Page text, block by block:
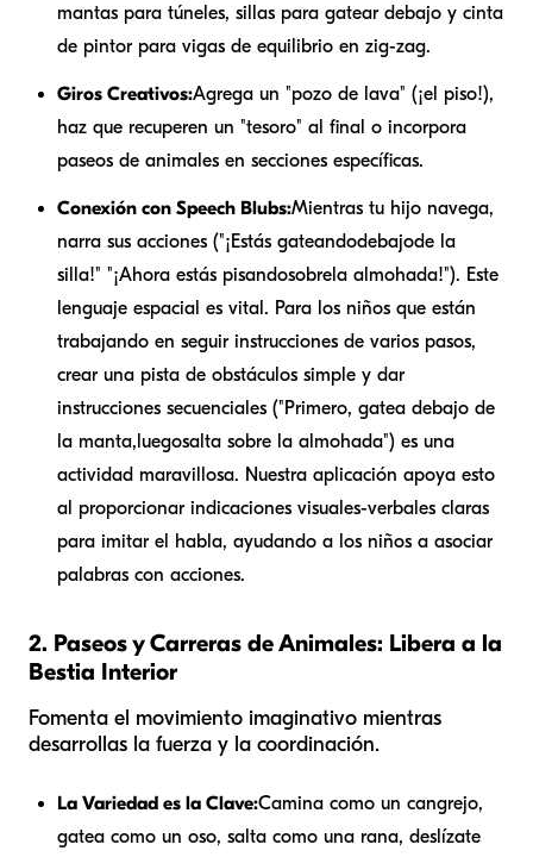
mantas para túneles, sillas para gatear debajo y cinta
de pintor para vigas de equilibrio en zig-zag.
Giros Creativos:Agrega un "pozo de lava" (¡el piso!),
haz que recuperen un "tesoro" al final o incorpora
paseos de animales en secciones específicas.
Conexión con Speech Blubs:Mientras tu hijo navega,
narra sus acciones ("¡Estás gateandodebajode la
silla!" "¡Ahora estás pisandosobre la almohada!"). Este
lenguaje espacial es vital. Para los niños que están
trabajando en seguir instrucciones de varios pasos,
crear una pista de obstáculos simple y dar
instrucciones secuenciales ("Primero, gatea debajo de
la manta, luegosalta sobre la almohada") es una
actividad maravillosa. Nuestra aplicación apoya esto
al proporcionar indicaciones visuales-verbales claras
para imitar el habla, ayudando a los niños a asociar
palabras con acciones.
2. Paseos y Carreras de Animales: Libera a la
Bestia Interior
Fomenta el movimiento imaginativo mientras
desarrollas la fuerza y la coordinación.
La Variedad es la Clave:Camina como un cangrejo,
gatea como un oso, salta como una rana, deslízate